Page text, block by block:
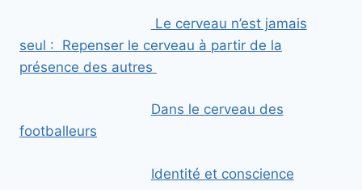
Le cerveau n’est jamais
seul : Repenser le cerveau à partir de la
présence des autres
Dans le cerveau des
footballeurs
Identité et conscience